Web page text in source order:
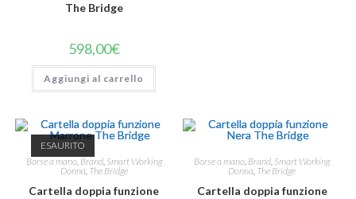
The Bridge
598,00€
Aggiungi al carrello
ESAURITO
Borse a mano,Brand, Smart Working
Donna The Bridge
Cartella doppia funzione
Borse a mano Brand Smart Working
Donna The Bridge
Cartella doppia funzione